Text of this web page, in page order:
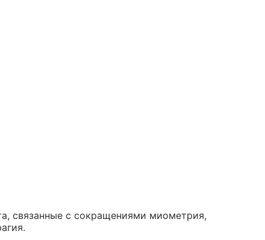
связанные с сокращениями миометрия,